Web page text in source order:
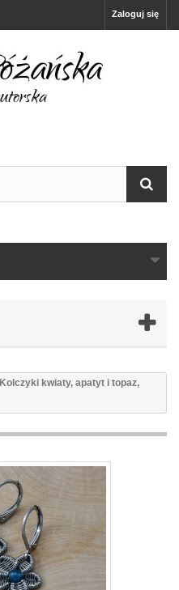
Zaloguj się
Kolczyki kwiaty, apatyt i topaz,